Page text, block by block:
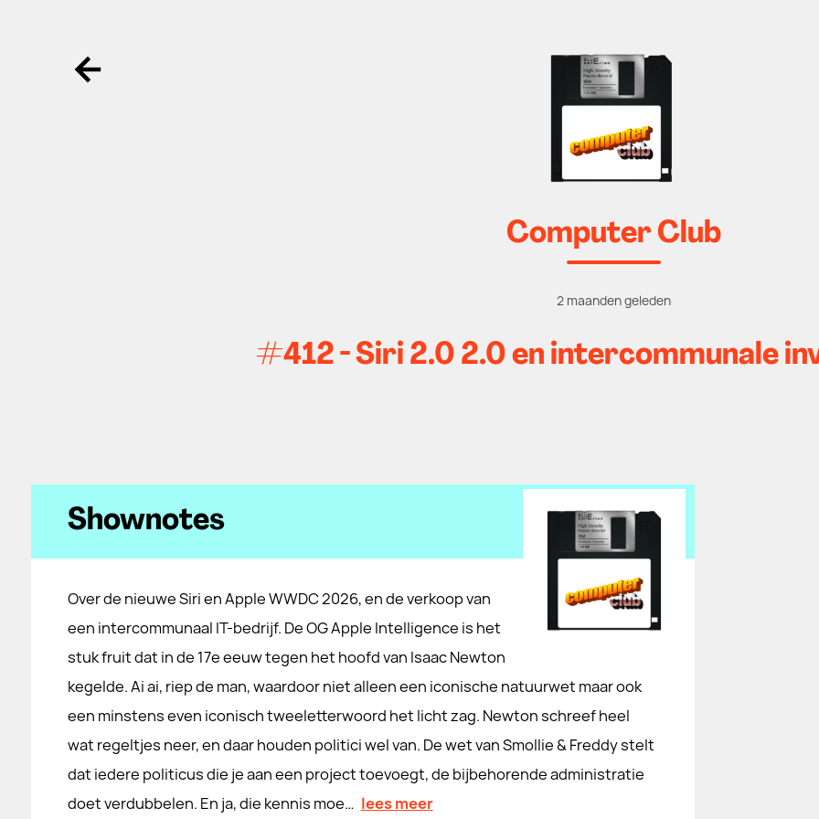
Ga terug
Computer Club
2 maanden geleden
#412 - Siri 2.0 2.0 en intercommunale
Shownotes
Over de nieuwe Siri en Apple WWDC 2026, en de verkoop van
een intercommunaal IT-bedrijf. De OG Apple Intelligence is het
stuk fruit dat in de 17e eeuw tegen het hoofd van Isaac Newton
kegelde. Ai ai, riep de man, waardoor niet alleen een iconische natuurwet maar ook
een minstens even iconisch tweeletterwoord het licht zag. Newton schreef heel
wat regeltjes neer, en daar houden politici wel van. De wet van Smollie & Freddy stelt
dat iedere politicus die je aan een project toevoegt, de bijbehorende administratie
doet verdubbelen. En ja, die kennis moe… lees meer